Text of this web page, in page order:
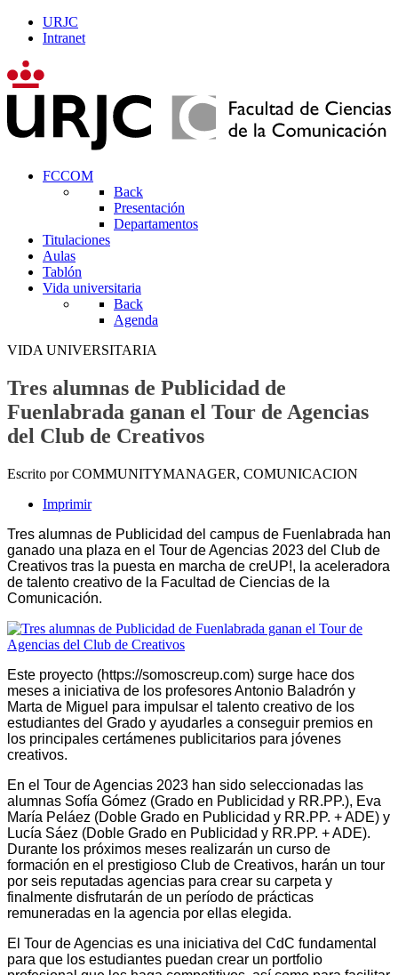
URJC
Intranet
FCCOM
Back
Presentación
Departamentos
Titulaciones
Aulas
Tablón
Vida universitaria
Back
Agenda
VIDA UNIVERSITARIA
Tres alumnas de Publicidad de
Fuenlabrada ganan el Tour de Agencias
del Club de Creativos
Escrito por COMMUNITYMANAGER, COMUNICACION
Imprimir
Tres alumnas de Publicidad del campus de Fuenlabrada han
ganado una plaza en el Tour de Agencias 2023 del Club de
Creativos tras la puesta en marcha de creUP!, la aceleradora
de talento creativo de la Facultad de Ciencias de la
Comunicación.
Este proyecto (https://somoscreup.com) surge hace dos
meses a iniciativa de los profesores Antonio Baladrón y
Marta de Miguel para impulsar el talento creativo de los
estudiantes del Grado y ayudarles a conseguir premios en
los principales certámenes publicitarios para jóvenes
creativos.
En el Tour de Agencias 2023 han sido seleccionadas las
alumnas Sofía Gómez (Grado en Publicidad y RR.PP.), Eva
María Peláez (Doble Grado en Publicidad y RR.PP. + ADE) y
Lucía Sáez (Doble Grado en Publicidad y RR.PP. + ADE).
Durante los próximos meses realizarán un curso de
formación en el prestigioso Club de Creativos, harán un tour
por seis reputadas agencias para crear su carpeta y
finalmente disfrutarán de un período de prácticas
remuneradas en la agencia por ellas elegida.
El Tour de Agencias es una iniciativa del CdC fundamental
para que los estudiantes puedan crear un portfolio